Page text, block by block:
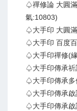
♤禪修論 大圓
氣:10803)
♤大手印 大圓
♤大手印 百度
♤大手印禪修(
♤大手印傳承祈
♤大手印傳承多
♤大手印傳承啟
♤大手印傳承啟